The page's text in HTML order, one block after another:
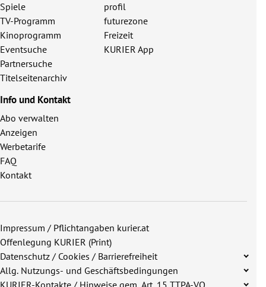
Spiele
TV-Programm
Kinoprogramm
Eventsuche
Partnersuche
Titelseitenarchiv
profil
futurezone
Freizeit
KURIER App
Info und Kontakt
Abo verwalten
Anzeigen
Werbetarife
FAQ
Kontakt
Impressum / Pflichtangaben kurier.at
Offenlegung KURIER (Print)
Datenschutz / Cookies / Barrierefreiheit
Allg. Nutzungs- und Geschäftsbedingungen